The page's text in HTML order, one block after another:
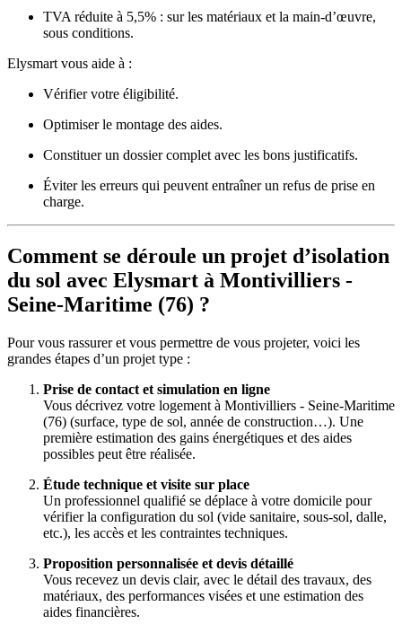
TVA réduite à 5,5% : sur les matériaux et la main-d’œuvre,
sous conditions.
Elysmart vous aide à :
Vérifier votre éligibilité.
Optimiser le montage des aides.
Constituer un dossier complet avec les bons justificatifs.
Éviter les erreurs qui peuvent entraîner un refus de prise en
charge.
Comment se déroule un projet d’isolation
du sol avec Elysmart à Montivilliers -
Seine-Maritime (76) ?
Pour vous rassurer et vous permettre de vous projeter, voici les
grandes étapes d’un projet type :
Prise de contact et simulation en ligne
Vous décrivez votre logement à Montivilliers - Seine-Maritime
(76) (surface, type de sol, année de construction…). Une
première estimation des gains énergétiques et des aides
possibles peut être réalisée.
Étude technique et visite sur place
Un professionnel qualifié se déplace à votre domicile pour
vérifier la configuration du sol (vide sanitaire, sous-sol, dalle,
etc.), les accès et les contraintes techniques.
Proposition personnalisée et devis détaillé
Vous recevez un devis clair, avec le détail des travaux, des
matériaux, des performances visées et une estimation des
aides financières.